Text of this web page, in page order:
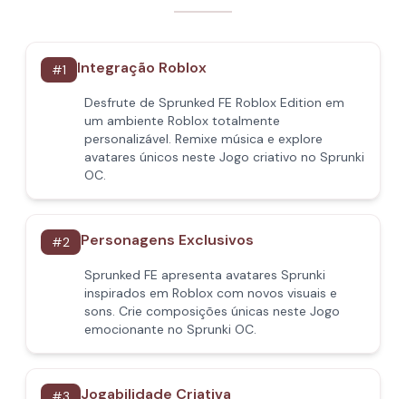
#1 Integração Roblox
Desfrute de Sprunked FE Roblox Edition em
um ambiente Roblox totalmente
personalizável. Remixe música e explore
avatares únicos neste Jogo criativo no Sprunki
OC.
#2 Personagens Exclusivos
Sprunked FE apresenta avatares Sprunki
inspirados em Roblox com novos visuais e
sons. Crie composições únicas neste Jogo
emocionante no Sprunki OC.
Jogabilidade Criativa